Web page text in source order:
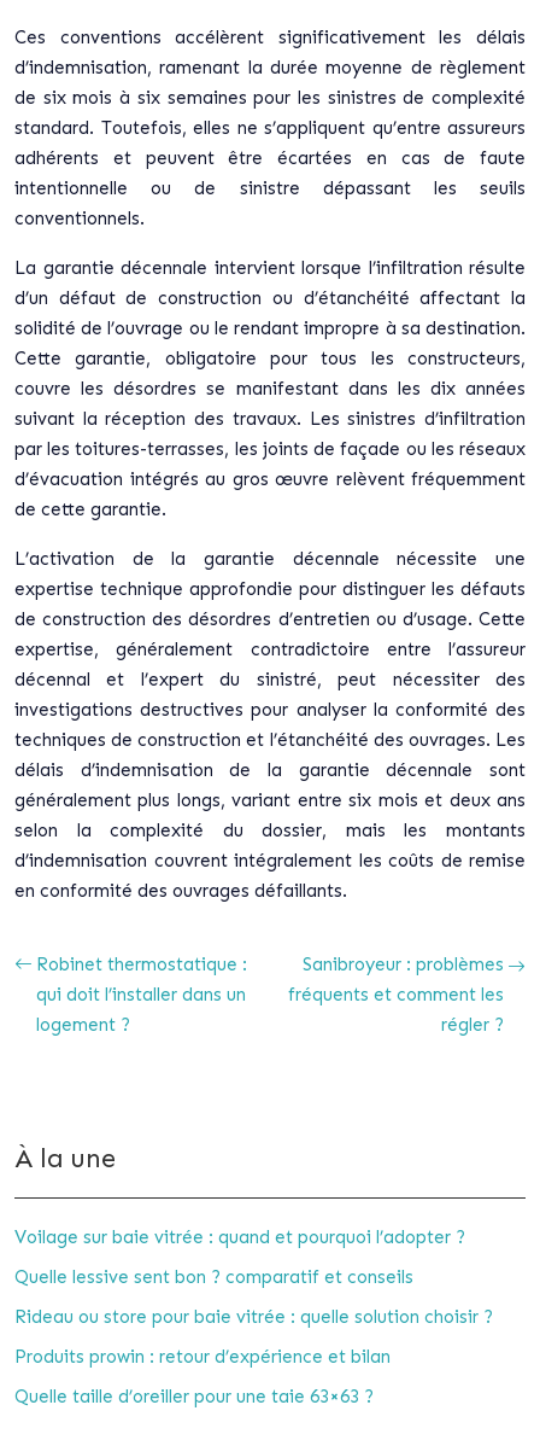
Ces conventions accélèrent significativement les délais
d’indemnisation, ramenant la durée moyenne de règlement
de six mois à six semaines pour les sinistres de complexité
standard. Toutefois, elles ne s’appliquent qu’entre assureurs
adhérents et peuvent être écartées en cas de faute
intentionnelle ou de sinistre dépassant les seuils
conventionnels.
La garantie décennale intervient lorsque l’infiltration résulte
d’un défaut de construction ou d’étanchéité affectant la
solidité de l’ouvrage ou le rendant impropre à sa destination.
Cette garantie, obligatoire pour tous les constructeurs,
couvre les désordres se manifestant dans les dix années
suivant la réception des travaux. Les sinistres d’infiltration
par les toitures-terrasses, les joints de façade ou les réseaux
d’évacuation intégrés au gros œuvre relèvent fréquemment
de cette garantie.
L’activation de la garantie décennale nécessite une
expertise technique approfondie pour distinguer les défauts
de construction des désordres d’entretien ou d’usage. Cette
expertise, généralement contradictoire entre l’assureur
décennal et l’expert du sinistré, peut nécessiter des
investigations destructives pour analyser la conformité des
techniques de construction et l’étanchéité des ouvrages. Les
délais d’indemnisation de la garantie décennale sont
généralement plus longs, variant entre six mois et deux ans
selon la complexité du dossier, mais les montants
d’indemnisation couvrent intégralement les coûts de remise
en conformité des ouvrages défaillants.
Robinet thermostatique :
qui doit l’installer dans un
logement ?
Sanibroyeur : problèmes
fréquents et comment les
régler ?
À la une
Voilage sur baie vitrée : quand et pourquoi l’adopter ?
Quelle lessive sent bon ? comparatif et conseils
Rideau ou store pour baie vitrée : quelle solution choisir ?
Produits prowin : retour d’expérience et bilan
Quelle taille d’oreiller pour une taie 63×63 ?